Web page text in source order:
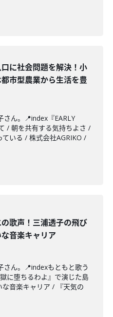
に社会問題を解決！小
市型農業から生活を豊
ん。📍index『EARLY
/ 朝を共有する気持ちよさ /
いる / 株式会社AGRIKO /
歌声！三浦透子の飛び
音楽キャリア
ん。📍indexもともと歌う
に堕ちるわよ』で演じた島
音楽キャリア / 『天気の